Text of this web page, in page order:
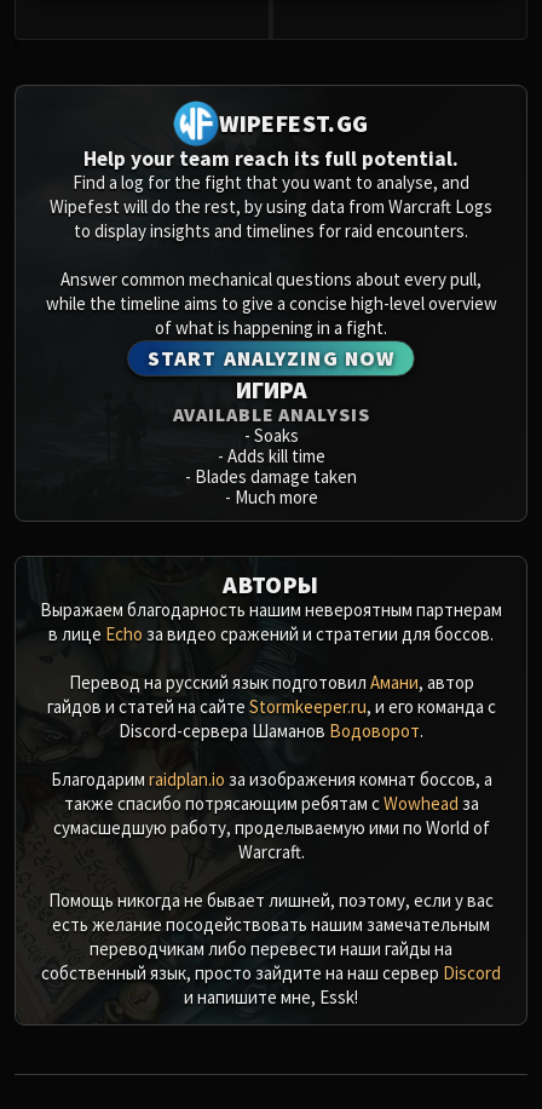
WIPEFEST.GG
Help your team reach its full potential.
Find a log for the fight that you want to analyse, and
Wipefest will do the rest, by using data from Warcraft Logs
to display insights and timelines for raid encounters.
Answer common mechanical questions about every pull,
while the timeline aims to give a concise high-level overview
of what is happening in a fight.
START ANALYZING NOW
ИГИРА
AVAILABLE ANALYSIS
- Soaks
- Adds kill time
- Blades damage taken
- Much more
АВТОРЫ
Выражаем благодарность нашим невероятным партнерам
в лице Echo за видео сражений и стратегии для боссов.
Перевод на русский язык подготовил Амани, автор
гайдов и статей на сайте Stormkeeper.ru, и его команда с
Discord-сервера Шаманов Водоворот.
Благодарим raidplan.io за изображения комнат боссов, а
также спасибо потрясающим ребятам сWowhead за
сумасшедшую работу, проделываемую ими по World of
Warcraft.
Помощь никогда не бывает лишней, поэтому, если у вас
есть желание посодействовать нашим замечательным
переводчикам либо перевести наши гайды на
собственный язык, просто зайдите на наш сервер Discord
и напишите мне, Essk!